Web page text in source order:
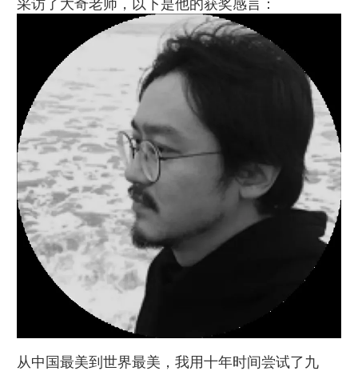
从中国最美到世界最美，我用十年时间尝试了九